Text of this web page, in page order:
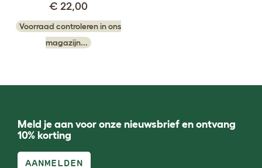
€ 22,00
Voorraad controleren in ons
magazijn...
Meld je aan voor onze nieuwsbrief en ontvang
10% korting
AANMELDEN